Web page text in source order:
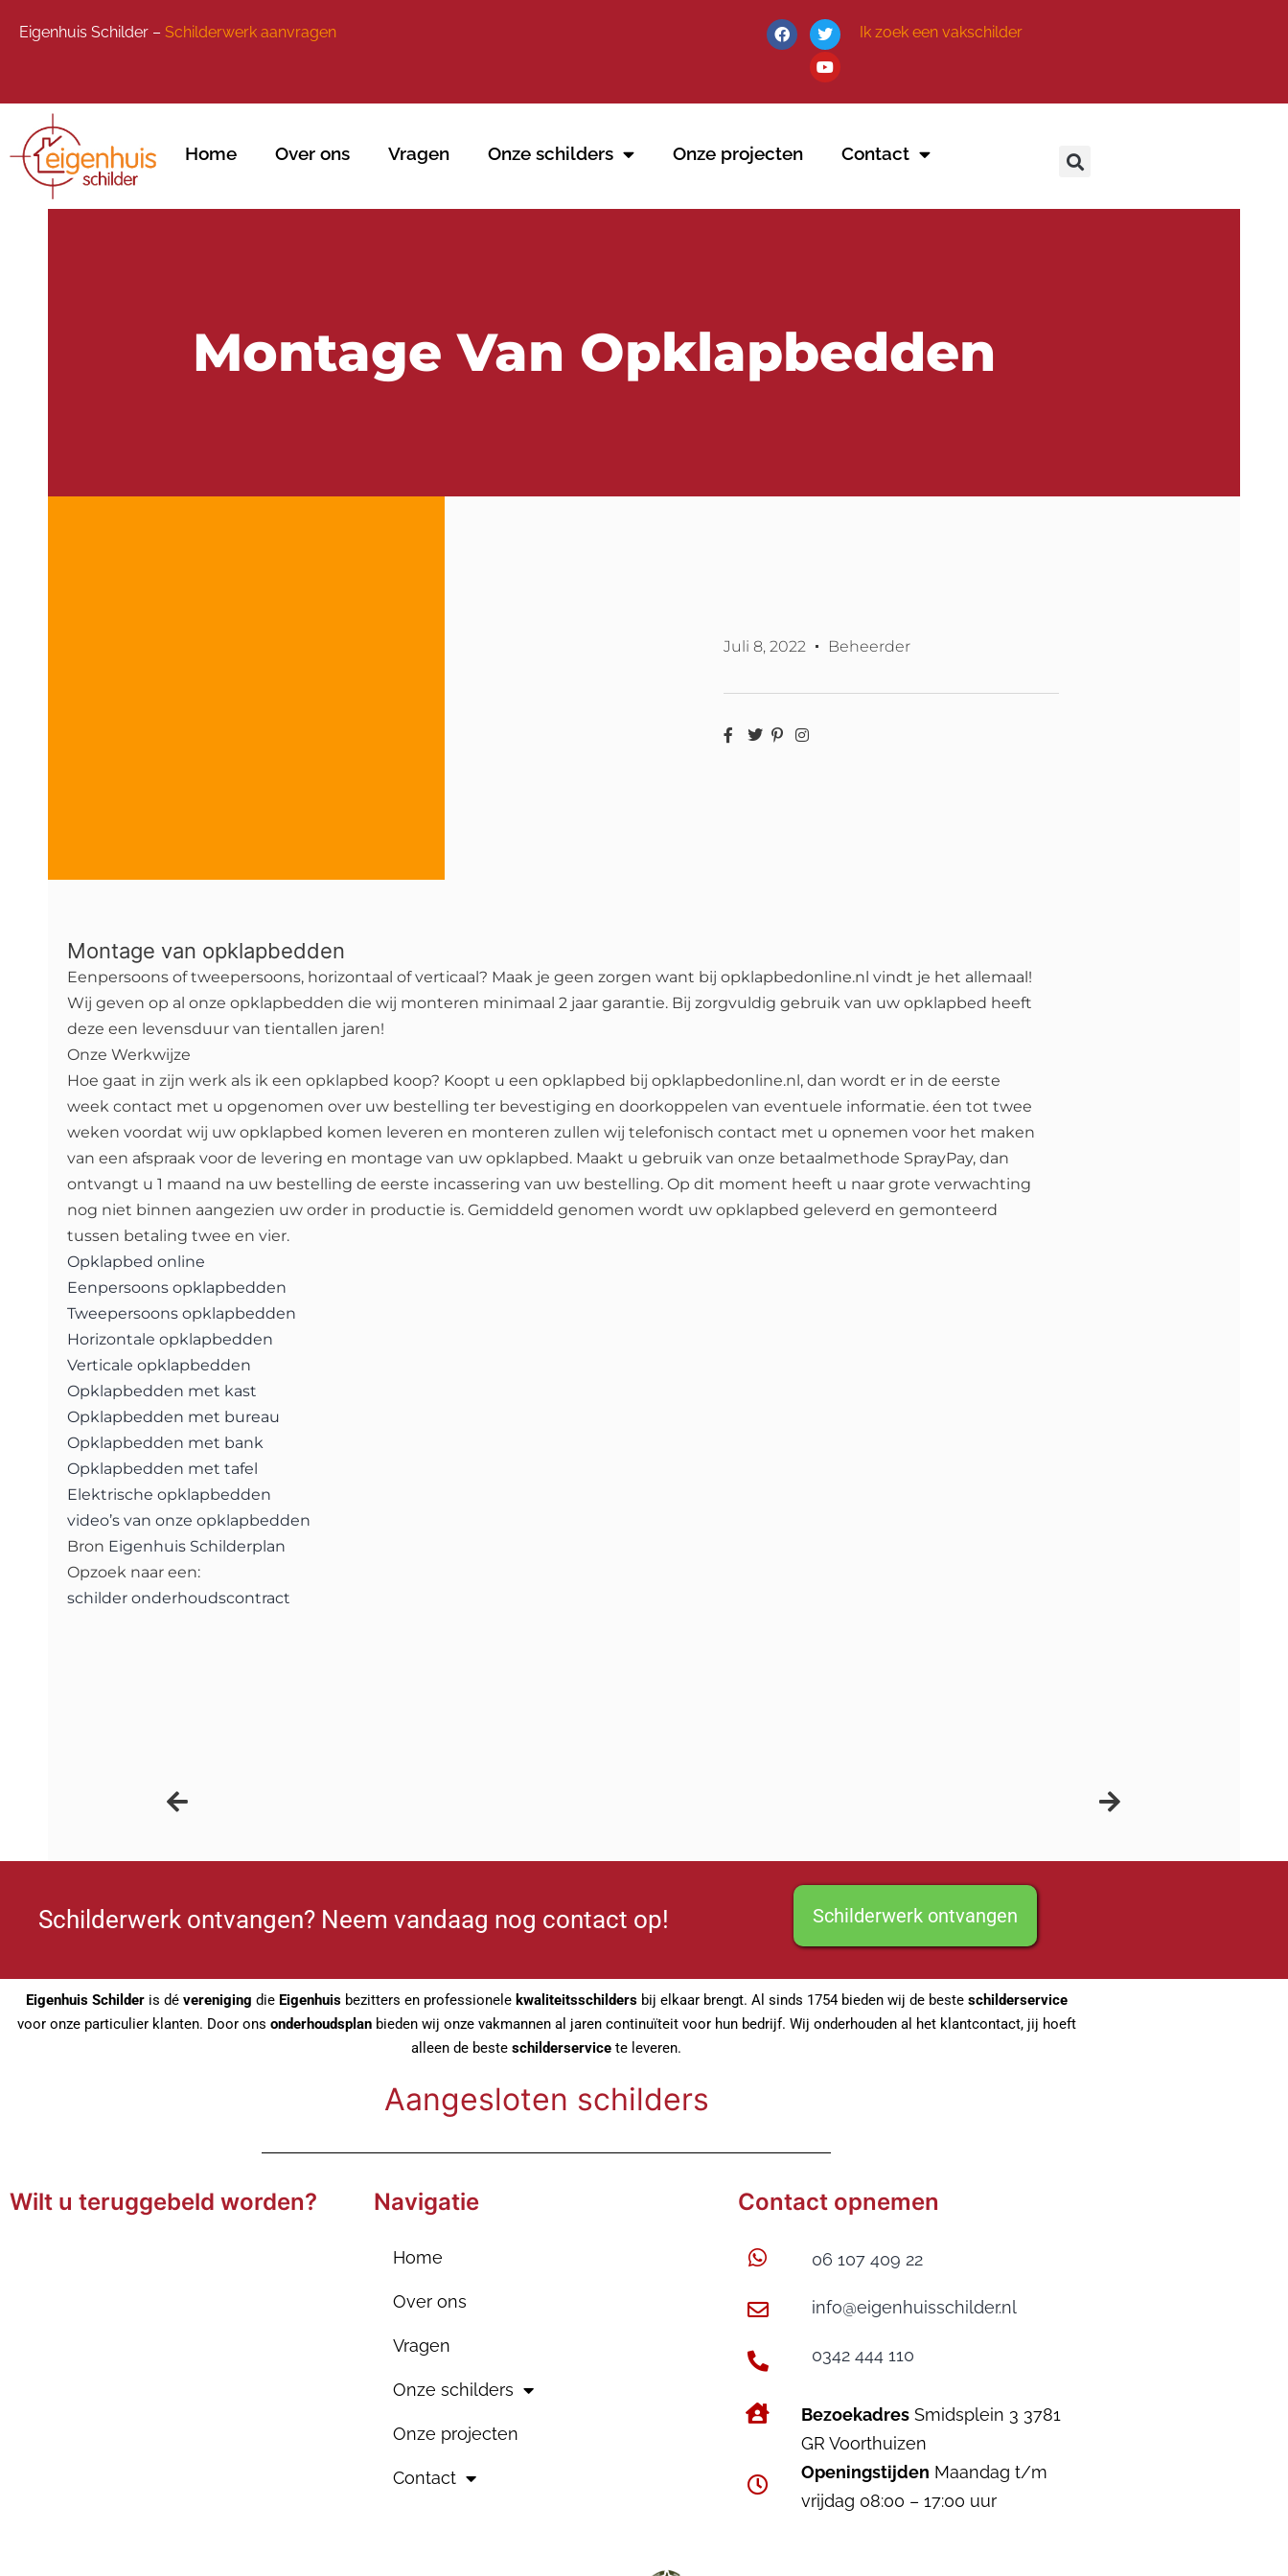
Eigenhuis Schilder – Schilderwerk aanvragen Ik zoek een vakschilder
Home Over ons Vragen Onze schilders Onze projecten Contact
Montage Van Opklapbedden
Juli 8, 2022 Beheerder
Montage van opklapbedden
Eenpersoons of tweepersoons, horizontaal of verticaal? Maak je geen zorgen want bij opklapbedonline.nl vindt je het allemaal!
Wij geven op al onze opklapbedden die wij monteren minimaal 2 jaar garantie. Bij zorgvuldig gebruik van uw opklapbed heeft
deze een levensduur van tientallen jaren!
Onze Werkwijze
Hoe gaat in zijn werk als ik een opklapbed koop? Koopt u een opklapbed bij opklapbedonline.nl, dan wordt er in de eerste
week contact met u opgenomen over uw bestelling ter bevestiging en doorkoppelen van eventuele informatie. éen tot twee
weken voordat wij uw opklapbed komen leveren en monteren zullen wij telefonisch contact met u opnemen voor het maken
van een afspraak voor de levering en montage van uw opklapbed. Maakt u gebruik van onze betaalmethode SprayPay, dan
ontvangt u 1 maand na uw bestelling de eerste incassering van uw bestelling. Op dit moment heeft u naar grote verwachting
nog niet binnen aangezien uw order in productie is. Gemiddeld genomen wordt uw opklapbed geleverd en gemonteerd
tussen betaling twee en vier.
Opklapbed online
Eenpersoons opklapbedden
Tweepersoons opklapbedden
Horizontale opklapbedden
Verticale opklapbedden
Opklapbedden met kast
Opklapbedden met bureau
Opklapbedden met bank
Opklapbedden met tafel
Elektrische opklapbedden
video’s van onze opklapbedden
Bron Eigenhuis Schilderplan
Opzoek naar een:
schilder onderhoudscontract
Schilderwerk ontvangen? Neem vandaag nog contact op! Schilderwerk ontvangen
Eigenhuis Schilderis dé vereniging die Eigenhuisbezitters en professionele kwaliteitsschildersbij elkaar brengt. Al sinds 1754 bieden wij de beste schilderservice
voor onze particulier klanten. Door ons onderhoudsplanbieden wij onze vakmannen al jaren continuïteit voor hun bedrijf. Wij onderhouden al het klantcontact, jij hoeft
alleen de beste schilderservice te leveren.
Aangesloten schilders
Wilt u teruggebeld worden? Navigatie
Home
Over ons
Vragen
Onze schilders
Onze projecten
Contact
Contact opnemen
06 107 409 22
info@eigenhuisschilder.nl
0342 444 110
BezoekadresSmidsplein 3 3781
GR Voorthuizen
Openingstijden Maandag t/m
vrijdag 08:00 – 17:00 uur